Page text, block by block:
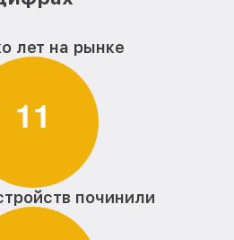
лет на рынке
11
починили